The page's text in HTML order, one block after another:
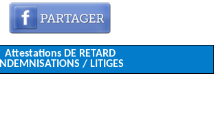
Attestations DE RETARD
INDEMNISATIONS / LITIGES